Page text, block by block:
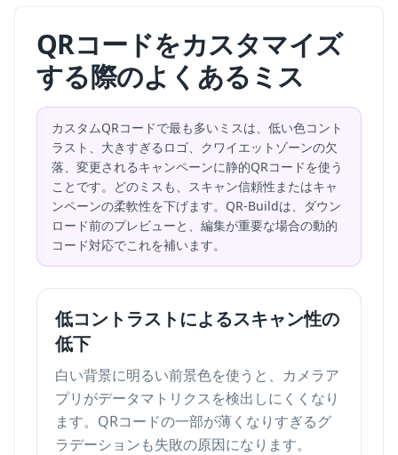
QRコードをカスタマイズ
する際のよくあるミス
カスタムQRコードで最も多いミスは、低い色コント
ラスト、大きすぎるロゴ、クワイエットゾーンの欠
落、変更されるキャンペーンに静的QRコードを使う
ことです。どのミスも、スキャン信頼性またはキャ
ンペーンの柔軟性を下げます。QR-Buildは、ダウン
ロード前のプレビューと、編集が重要な場合の動的
コード対応でこれを補います。
低コントラストによるスキャン性の
低下
白い背景に明るい前景色を使うと、カメラア
プリがデータマトリクスを検出しにくくなり
ます。QRコードの一部が薄くなりすぎるグ
ラデーションも失敗の原因になります。